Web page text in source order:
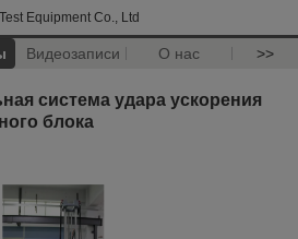
Equipment Co., Ltd
Видеозаписи О нас >>
система удара ускорения
блока